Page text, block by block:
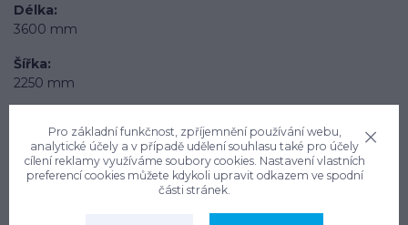
Délka
3600 mm
Šířka
2250 mm
360 kg
Materiál
Pro základní funkčnost, zpříjemnění používání webu,
analytické účely a v případě udělení souhlasu také pro účely
cílení reklamy využíváme soubory cookies. Nastavení vlastních
preferencí cookies můžete kdykoli upravit odkazem ve spodní
části stránek.